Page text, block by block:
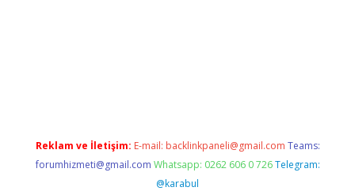
Reklam ve İletişim: E-mail: backlinkpaneli@gmail.com Teams:
forumhizmeti@gmail.com Whatsapp: 0262 606 0 726 Telegram:
@karabul